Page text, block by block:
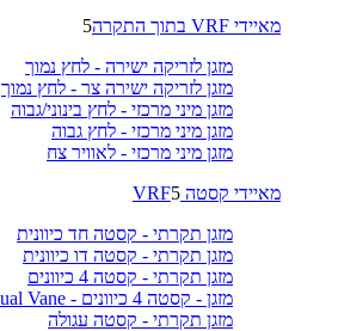
מאיידי VRF בתוך התקרה
5
מזגן לזריקה ישירה - לחץ נמוך
מזגן לזריקה ישירה צר - לחץ נמוך
מזגן מיני מרכזי - לחץ בינוני/גבוה
מזגן מיני מרכזי - לחץ גבוה
מזגן מיני מרכזי - לאוויר צח
מאיידי קסטה VRF 5
מזגן תקרתי - קסטה חד כיוונית
מזגן תקרתי - קסטה דו כיוונית
מזגן תקרתי - קסטה 4 כיוונים
מזגן - קסטה 4 כיוונים - Dual Vane
מזגן תקרתי - קסטה עגולה